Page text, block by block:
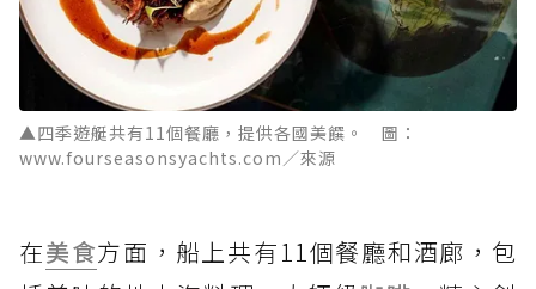
▲四季遊艇共有11個餐廳，提供各國美饌。 圖：
www.fourseasonsyachts.com／來源
在美食方面，船上共有11個餐廳和酒廊，包